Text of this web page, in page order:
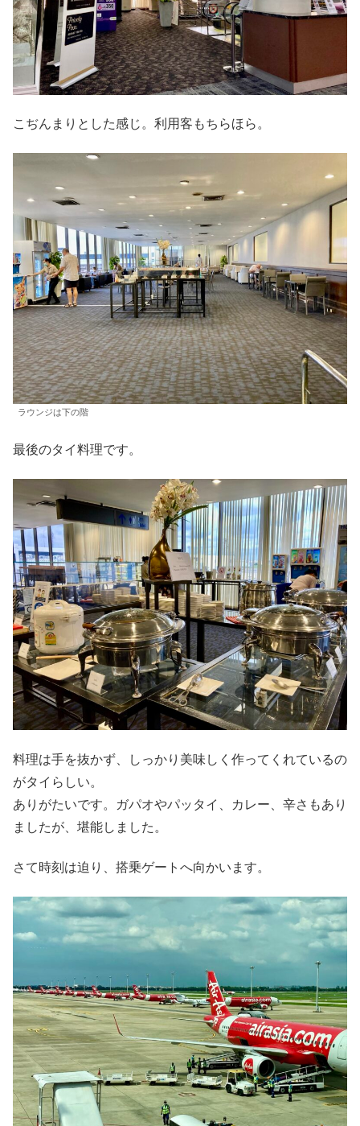
こぢんまりとした感じ。利用客もちらほら。
ラウンジは下の階
最後のタイ料理です。
料理は手を抜かず、しっかり美味しく作ってくれているの
がタイらしい。
ありがたいです。ガパオやパッタイ、カレー、辛さもあり
ましたが、堪能しました。
さて時刻は迫り、搭乗ゲートへ向かいます。